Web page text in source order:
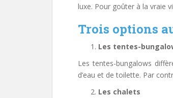
luxe. Pour goûter à la vraie
Trois options
Les tentes-
Les tentes-bungalows
d’eau et de toilette. Par
Les chalets